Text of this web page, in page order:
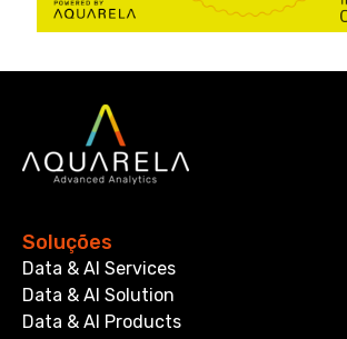
Soluções
Data & AI Services
Data & AI Solution
Data & AI Products